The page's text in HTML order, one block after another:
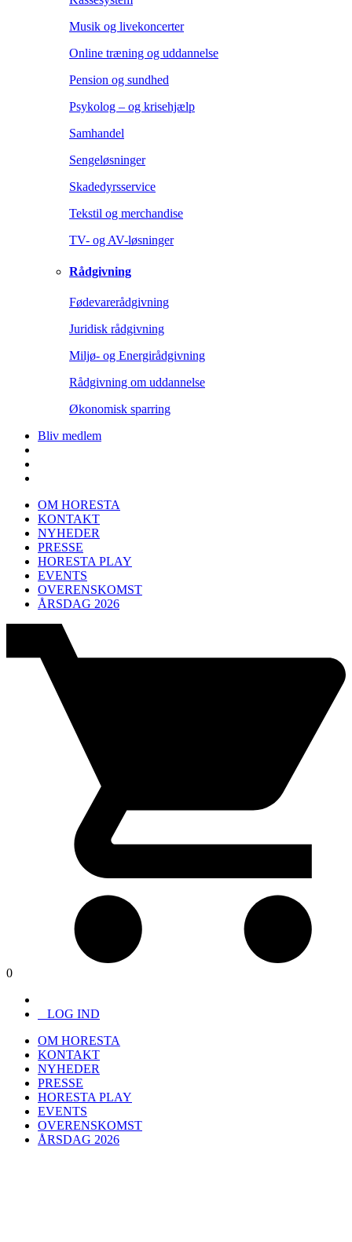
Musik og livekoncerter
Online træning og uddannelse
Pension og sundhed
Psykolog – og krisehjælp
Samhandel
Sengeløsninger
Skadedyrsservice
Tekstil og merchandise
TV- og AV-løsninger
Rådgivning
Fødevarerådgivning
Juridisk rådgivning
Miljø- og Energirådgivning
Rådgivning om uddannelse
Økonomisk sparring
Bliv medlem
OM HORESTA
KONTAKT
NYHEDER
PRESSE
HORESTA PLAY
EVENTS
OVERENSKOMST
ÅRSDAG 2026
0
LOG IND
OM HORESTA
KONTAKT
NYHEDER
PRESSE
HORESTA PLAY
EVENTS
OVERENSKOMST
ÅRSDAG 2026